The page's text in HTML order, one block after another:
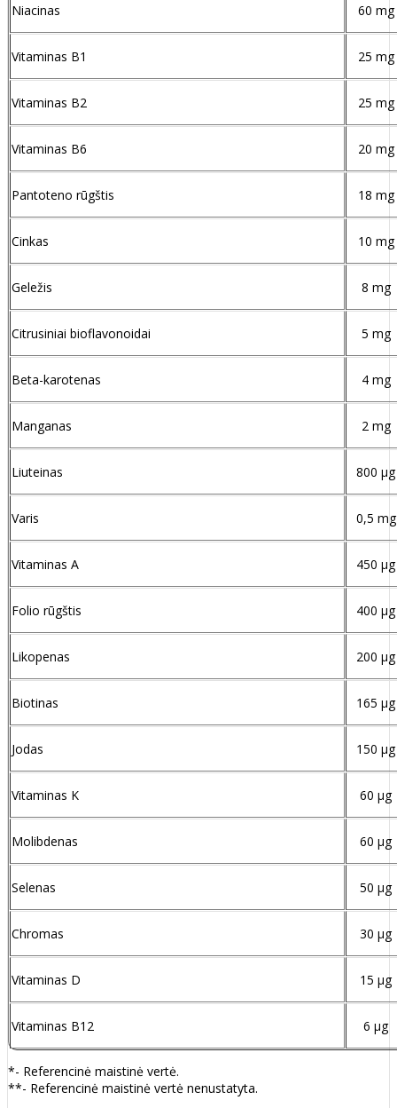
Niacinas 60 mg
Vitaminas B1 25 mg
Vitaminas B2 25 mg
Vitaminas B6 20 mg
Pantoteno rūgštis 18 mg
Cinkas 10 mg
Geležis 8 mg
Citrusiniai bioflavonoidai 5 mg
Beta-karotenas 4 mg
Manganas 2 mg
Liuteinas 800 µg
Varis 0,5 mg
Vitaminas A 450 µg
Folio rūgštis 400 µg
Likopenas 200 µg
Biotinas 165 µg
Jodas 150 µg
Vitaminas K 60 µg
Molibdenas 60 µg
Selenas 50 µg
Chromas 30 µg
Vitaminas D 15 µg
Vitaminas B12 6 µg
*- Referencinė maistinė vertė.
**- Referencinė maistinė vertė nenustatyta.